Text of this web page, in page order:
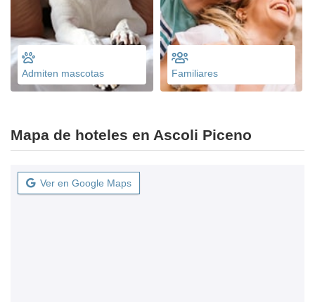
Admiten mascotas Familiares
Mapa de hoteles en Ascoli Piceno
Ver en Google Maps